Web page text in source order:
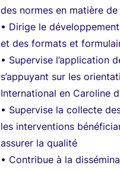
des normes en matière
• Dirige le
et des formats et
• Supervise l’application
s’appuyant sur les
International en Caroline
• Supervise la collecte
les interventions
assurer la qualité
• Contribue à la